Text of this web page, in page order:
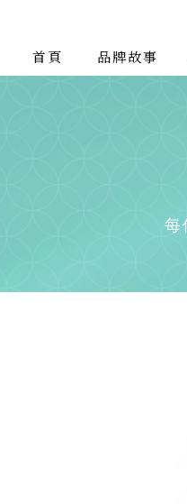
首頁 品牌故事